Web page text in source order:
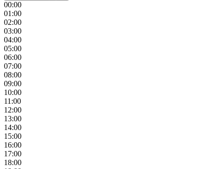
00:00
01:00
02:00
03:00
04:00
05:00
06:00
07:00
08:00
09:00
10:00
11:00
12:00
13:00
14:00
15:00
16:00
17:00
18:00